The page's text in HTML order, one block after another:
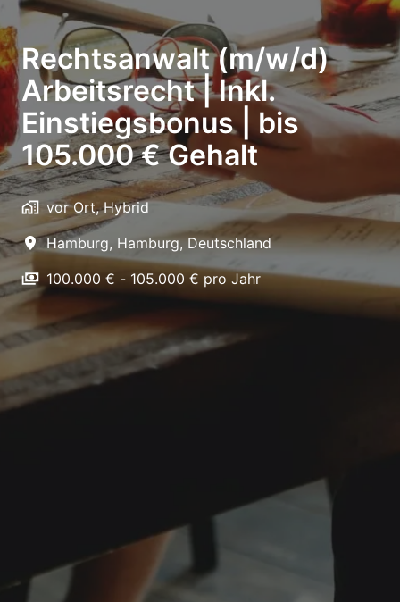
Rechtsanwalt (m/w/d)
Arbeitsrecht | Inkl.
Einstiegsbonus | bis
105.000 € Gehalt
vor Ort, Hybrid
Hamburg, Hamburg, Deutschland
100.000 € - 105.000 € pro Jahr